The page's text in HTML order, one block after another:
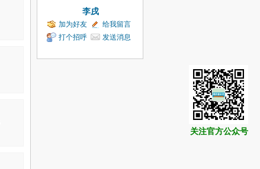
李戌
加为好友
给我留言
打个招呼
发送消息
关注官方公众号